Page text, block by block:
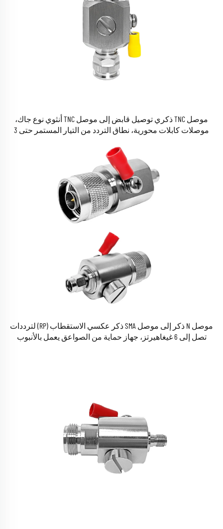
موصل TNC ذكري توصيل قابض إلى موصل TNC أنثوي نوع جاك،
موصلات كابلات محورية، نطاق التردد من التيار المستمر حتى 3
موصل N ذكر إلى موصل SMA ذكر عكسي الاستقطاب (RP) لترددات
تصل إلى 6 غيغاهيرتز، جهاز حماية من الصواعق يعمل بالأنبوب